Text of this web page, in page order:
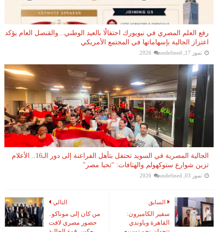
رفع العلم المصري في نيويورك احتفالًا بالعيد الوطني.. والقنصل العام يؤكد
اعتزاز الجالية بإسهاماتها في المجتمع الأمريكي
تموز 17, 2026 undefined
الجالية المصرية في السويد تحتفل بتأهل الفراعنة إلى دور الـ16.. الأعلام
تزين شوارع ستوكهولم والهتافات: "تحيا مصر"
تموز 03, 2026 undefined
التالي
من كان إلى موناكو..
حضور مصري لافت
السابق
سفير الكاميرون:
القاهرة وياوندي